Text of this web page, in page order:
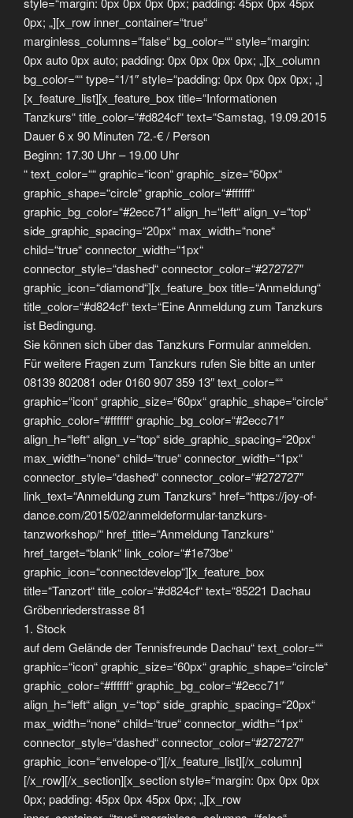
0px; „][x_row inner_container=“true“
marginless_columns=“false“ bg_color=““ style=“margin:
0px auto 0px auto; padding: 0px 0px 0px 0px; „][x_column
bg_color=““ type=“1/1″ style=“padding: 0px 0px 0px 0px; „]
[x_feature_list][x_feature_box title=“Informationen
Tanzkurs“ title_color=“#d824cf“ text=“Samstag, 19.09.2015
Dauer 6 x 90 Minuten 72.-€ / Person
Beginn: 17.30 Uhr – 19.00 Uhr
“ text_color=““ graphic=“icon“ graphic_size=“60px“
graphic_shape=“circle“ graphic_color=“#ffffff“
graphic_bg_color=“#2ecc71″ align_h=“left“ align_v=“top“
side_graphic_spacing=“20px“ max_width=“none“
child=“true“ connector_width=“1px“
connector_style=“dashed“ connector_color=“#272727″
graphic_icon=“diamond“][x_feature_box title=“Anmeldung“
title_color=“#d824cf“ text=“Eine Anmeldung zum Tanzkurs
ist Bedingung.
Sie können sich über das Tanzkurs Formular anmelden.
Für weitere Fragen zum Tanzkurs rufen Sie bitte an unter
08139 802081 oder 0160 907 359 13″ text_color=““
graphic=“icon“ graphic_size=“60px“ graphic_shape=“circle“
graphic_color=“#ffffff“ graphic_bg_color=“#2ecc71″
align_h=“left“ align_v=“top“ side_graphic_spacing=“20px“
max_width=“none“ child=“true“ connector_width=“1px“
connector_style=“dashed“ connector_color=“#272727″
link_text=“Anmeldung zum Tanzkurs“ href=“https://joy-of-
dance.com/2015/02/anmeldeformular-tanzkurs-
tanzworkshop/“ href_title=“Anmeldung Tanzkurs“
href_target=“blank“ link_color=“#1e73be“
graphic_icon=“connectdevelop“][x_feature_box
title=“Tanzort“ title_color=“#d824cf“ text=“85221 Dachau
Gröbenriederstrasse 81
1. Stock
auf dem Gelände der Tennisfreunde Dachau“ text_color=““
graphic=“icon“ graphic_size=“60px“ graphic_shape=“circle“
graphic_color=“#ffffff“ graphic_bg_color=“#2ecc71″
align_h=“left“ align_v=“top“ side_graphic_spacing=“20px“
max_width=“none“ child=“true“ connector_width=“1px“
connector_style=“dashed“ connector_color=“#272727″
graphic_icon=“envelope-o“][/x_feature_list][/x_column]
[/x_row][/x_section][x_section style=“margin: 0px 0px 0px
0px; padding: 45px 0px 45px 0px; „][x_row